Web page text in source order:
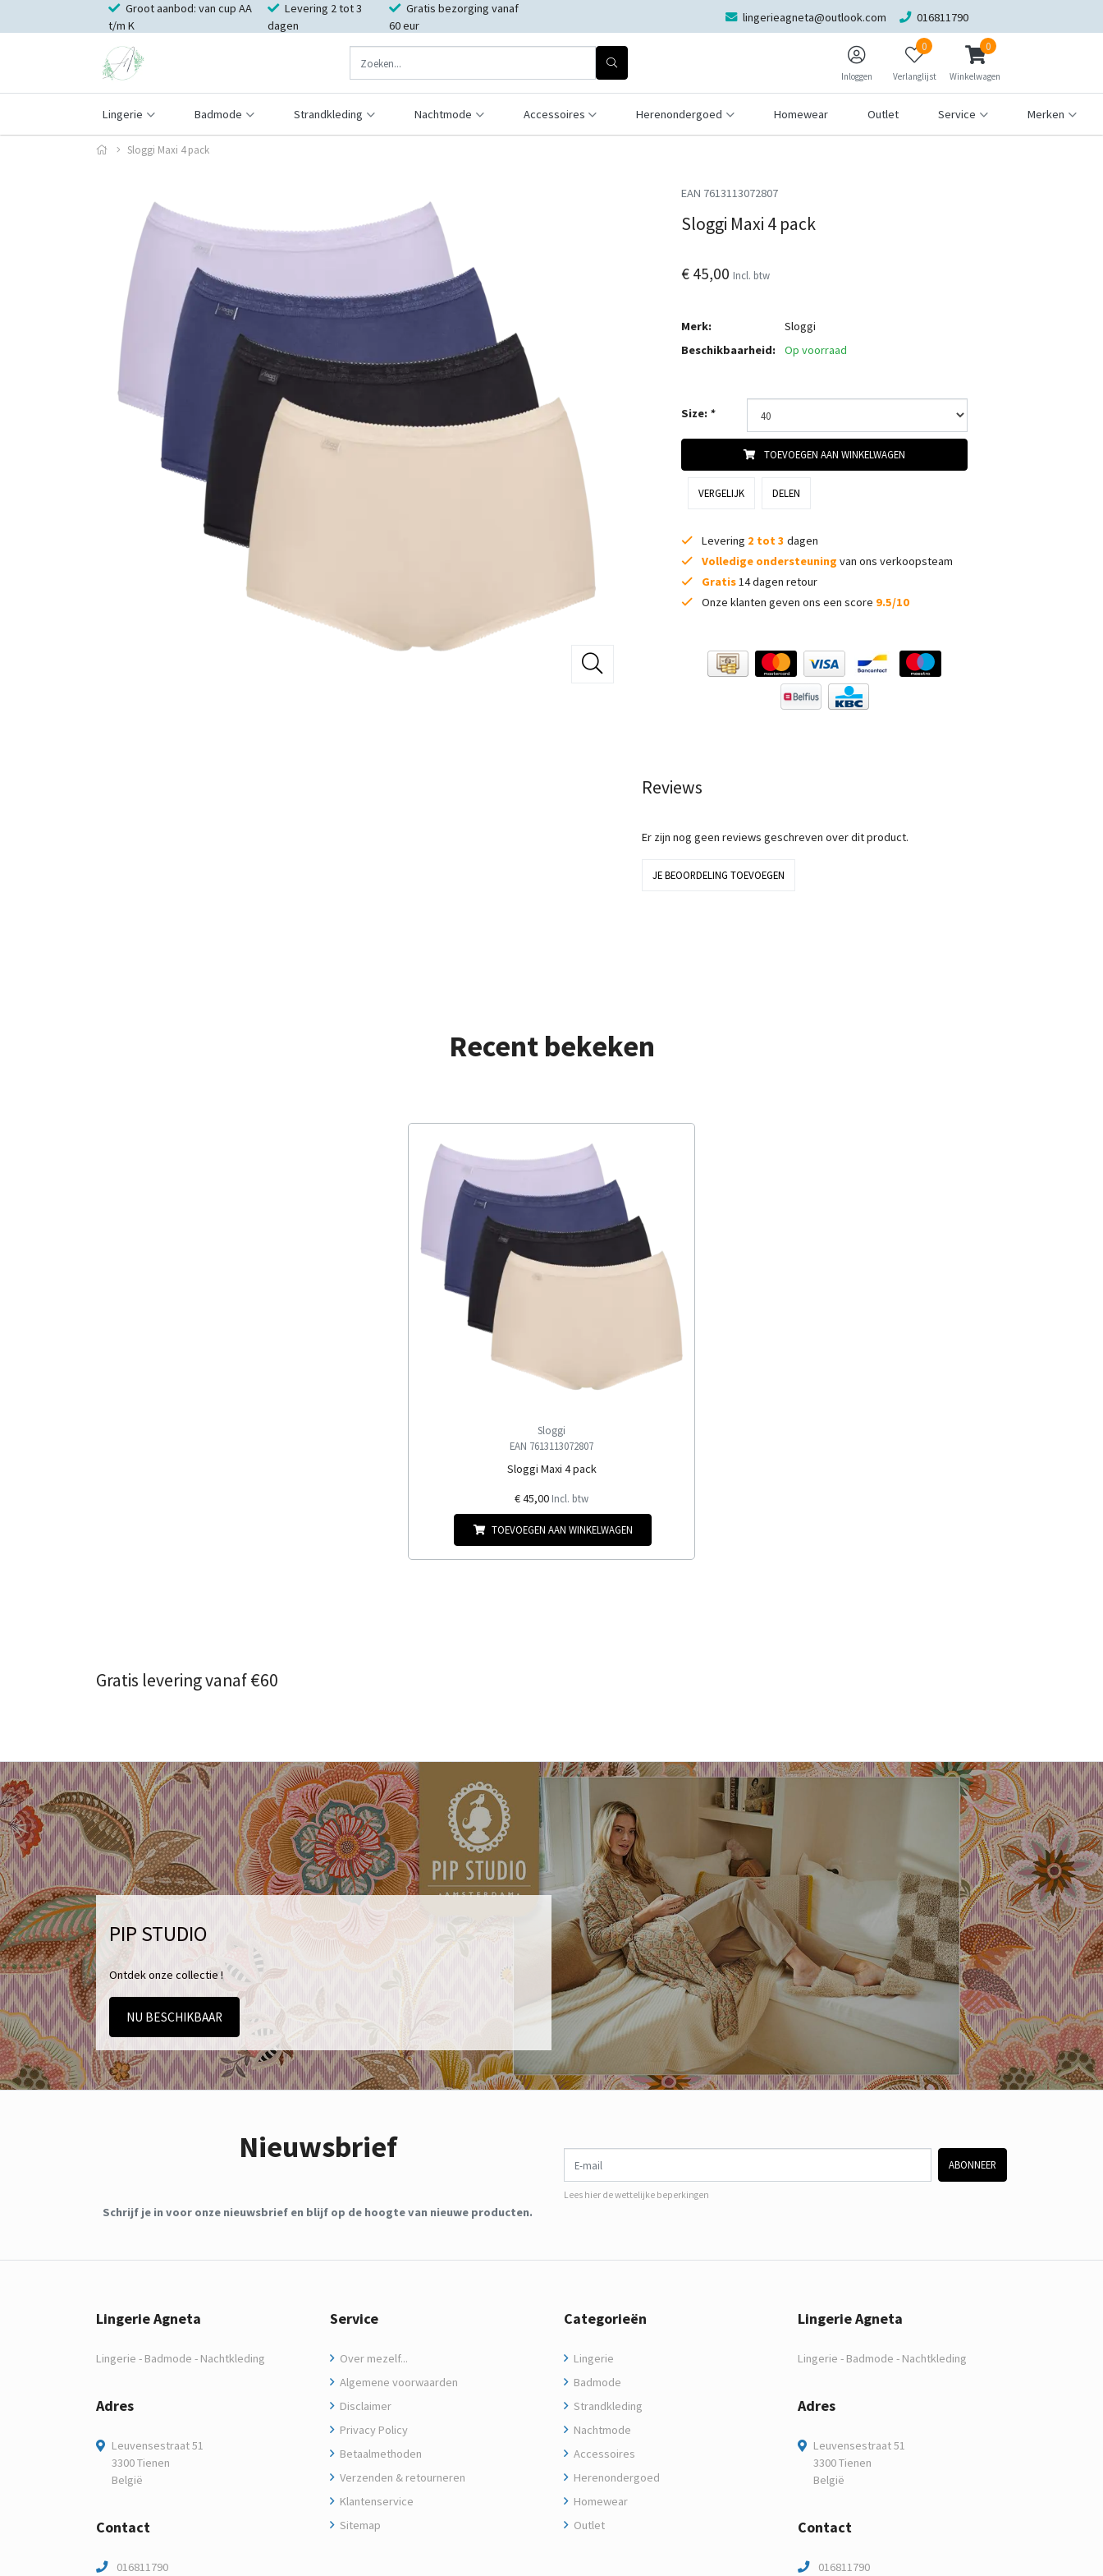
Groot aanbod: van cup AA
t/m K
Levering 2 tot 3
dagen
Gratis bezorging vanaf
60 eur
lingerieagneta@outlook.com 016811790
Inloggen
0
Verlanglijst
0
Winkelwagen
Lingerie Badmode Strandkleding Nachtmode Accessoires Herenondergoed Homewear Outlet Service Merken
Sloggi Maxi 4 pack
EAN 7613113072807
Sloggi Maxi 4 pack
€ 45,00 Incl. btw
Merk:
Sloggi
Beschikbaarheid:
Op voorraad
Size: *
TOEVOEGEN AAN WINKELWAGEN
VERGELIJK DELEN
Levering 2 tot 3 dagen
Volledige ondersteuning van ons verkoopsteam
Gratis14 dagen retour
Onze klanten geven ons een score 9.5/10
Reviews
Er zijn nog geen reviews geschreven over dit product.
JE BEOORDELING TOEVOEGEN
Recent bekeken
Sloggi
EAN 7613113072807
Sloggi Maxi 4 pack
€ 45,00 Incl. btw
TOEVOEGEN AAN WINKELWAGEN
Gratis levering vanaf €60
PIP STUDIO
Ontdek onze collectie !
NU BESCHIKBAAR
Nieuwsbrief
Schrijf je in voor onze nieuwsbrief en blijf op de hoogte van nieuwe producten.
E-mail
ABONNEER
Lees hier de wettelijke beperkingen
Lingerie Agneta
Lingerie - Badmode - Nachtkleding
Adres
Leuvensestraat 51
3300 Tienen
België
Contact
016811790
Service
Over mezelf...
Algemene voorwaarden
Disclaimer
Privacy Policy
Betaalmethoden
Verzenden & retourneren
Klantenservice
Sitemap
Categorieën
Lingerie
Badmode
Strandkleding
Nachtmode
Accessoires
Herenondergoed
Homewear
Outlet
Lingerie Agneta
Lingerie - Badmode - Nachtkleding
Adres
Leuvensestraat 51
3300 Tienen
België
Contact
016811790